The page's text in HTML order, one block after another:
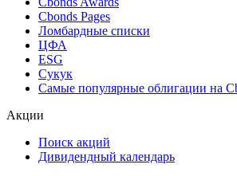
Cbonds Pages
Ломбардные списки
ЦФА
ESG
Сукук
Самые популярные облигации на
Акции
Поиск акций
Дивидендный календарь